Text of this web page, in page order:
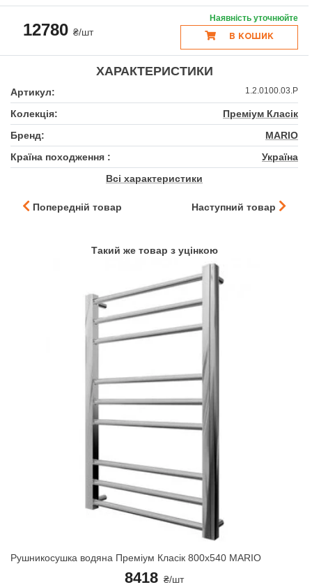
12780₴/шт
Наявність уточнюйте
В КОШИК
ХАРАКТЕРИСТИКИ
Артикул: 1.2.0100.03.P
Колекція:
Преміум Класік
Бренд:
MARIO
Країна походження :
Україна
Всі характеристики
Попередній товар Наступний товар
Такий же товар з уцінкою
Рушникосушка водяна Преміум Класік 800х540 MARIO
8418 ₴/шт